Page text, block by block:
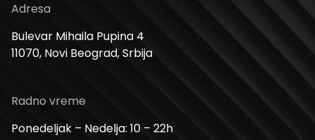
Adresa
Bulevar Mihaila Pupina 4
11070, Novi Beograd, Srbija
Radno vreme
Ponedeljak – Nedelja: 10 – 22h